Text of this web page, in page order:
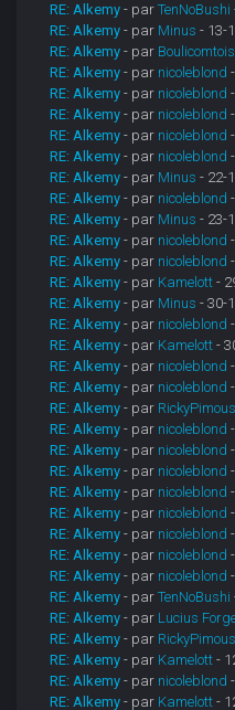
RE: Alkemy - parTenNoBushi
RE: Alkemy - par Minus - 13-
RE: Alkemy - par Boulicomtois
RE: Alkemy - par nicoleblond
RE: Alkemy - par nicoleblond
RE: Alkemy - par nicoleblond
RE: Alkemy - par nicoleblond
RE: Alkemy - par nicoleblond
RE: Alkemy - par Minus - 22-
RE: Alkemy - par nicoleblond
RE: Alkemy - par Minus - 23-
RE: Alkemy - par nicoleblond
RE: Alkemy - par nicoleblond
RE: Alkemy - par Kamelott -
RE: Alkemy - par Minus - 30-
RE: Alkemy - par nicoleblond
RE: Alkemy - par Kamelott -
RE: Alkemy - par nicoleblond
RE: Alkemy - par nicoleblond
RE: Alkemy - par RickyPimous
RE: Alkemy - par nicoleblond
RE: Alkemy - par nicoleblond
RE: Alkemy - par nicoleblond
RE: Alkemy - par nicoleblond
RE: Alkemy - par nicoleblond
RE: Alkemy - par nicoleblond
RE: Alkemy - par nicoleblond
RE: Alkemy - par nicoleblond
RE: Alkemy - parTenNoBushi
RE: Alkemy - par Lucius
RE: Alkemy - par RickyPimous
RE: Alkemy - par Kamelott -
RE: Alkemy - par nicoleblond
RE: Alkemy - par Kamelott -